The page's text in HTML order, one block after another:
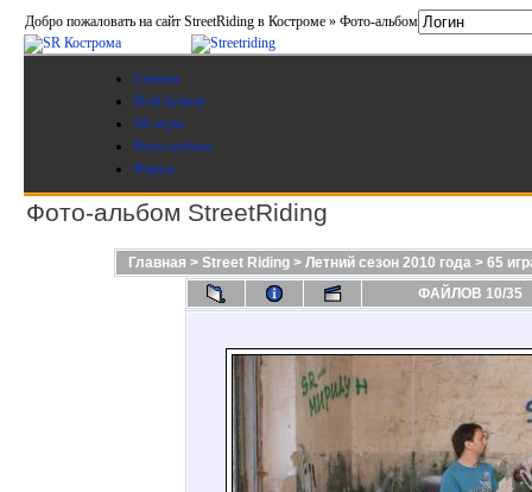
Добро пожаловать на сайт StreetRiding в Костроме » Фото-альбом
Главная
Мой бункер
SR игры
Фото-альбом
Форум
Фото-альбом StreetRiding
Главная > Street Riding> Летний сезон 2010 года> 65
ФАЙЛОВ 10/35